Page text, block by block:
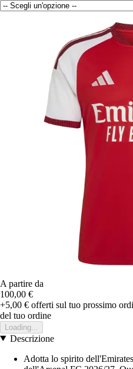
A partire da
100,00 €
+5,00 € offerti sul tuo prossimo
del tuo ordine
Loading...
Descrizione
Adotta lo spirito